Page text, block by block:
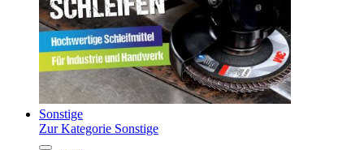
Sonstige
Zur Kategorie Sonstige